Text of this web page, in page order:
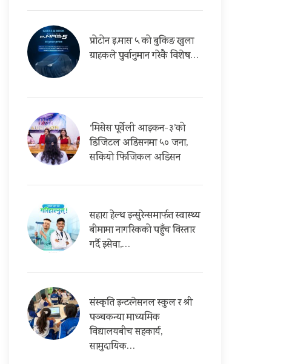
प्रोटोन इ.मास ५ को बुकिङ खुला
ग्राहकले पुर्वानुमान गरेकै विशेष…
‘मिसेस पूर्वेली आइकन-३’को
डिजिटल अडिसनमा ५० जना,
सकियो फिजिकल अडिसन
सहारा हेल्थ इन्सुरेन्समार्फत स्वास्थ्य
बीमामा नागरिकको पहुँच विस्तार
गर्दै इसेवा,…
संस्कृति इन्टरनेसनल स्कुल र श्री
पञ्चकन्या माध्यमिक
विद्यालयबीच सहकार्य,
सामुदायिक…